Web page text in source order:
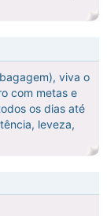
viva o
com metas e
os dias até
leveza,